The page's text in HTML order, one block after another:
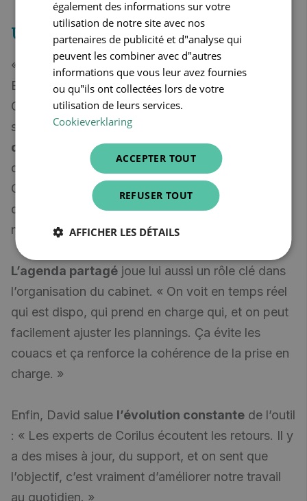
Un vrai outil de collaboration
« Dans notre centre, tout le monde est connecté.
Et ça change tout. » Au Centre médical Vauban,
CareConnect Physio facilite la collaboration entre
soignants. Les dossiers patients sont
de manière sécurisée, et l’eHealthBox permet
d’échanger directement avec les médecins. «
Quand j’envoie un rapport, je sais exactement
quand il l’a ouvert. Et c’est conforme à toutes les
normes de sécurité. »
L’agenda partagé joue lui aussi un rôle clé dans
l’organisation du cabinet. « On voit en temps réel
qui est dispo, qui prend en charge qui, et on peut
facilement ajuster les plannings. Ça évite les
couacs et ça renforce la cohérence de la prise en
charge. »
Enfin, David salue l’évolution constante de l’outil
: « Les experts de Corilus écoutent les retours. Il y
a des mises à jour, du support, et on sent que
l’objectif, c’est vraiment d’améliorer notre travail
au quotidien. »
également des informations sur votre
utilisation de notre site avec nos
partenaires de publicité et d"analyse qui
peuvent les combiner avec d"autres
informations que vous leur avez fournies
ou qu"ils ont collectées lors de votre
utilisation de leurs services.
Cookieverklaring
ACCEPTER TOUT
REFUSER TOUT
AFFICHER LES DÉTAILS